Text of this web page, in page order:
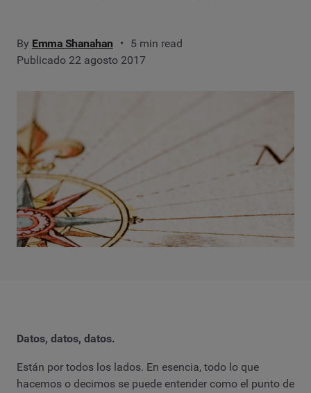
By Emma Shanahan
5 min read
Publicado 22 agosto 2017
Datos, datos, datos.
Están por todos los lados. En esencia, todo lo que
hacemos o decimos se puede entender como el punto de